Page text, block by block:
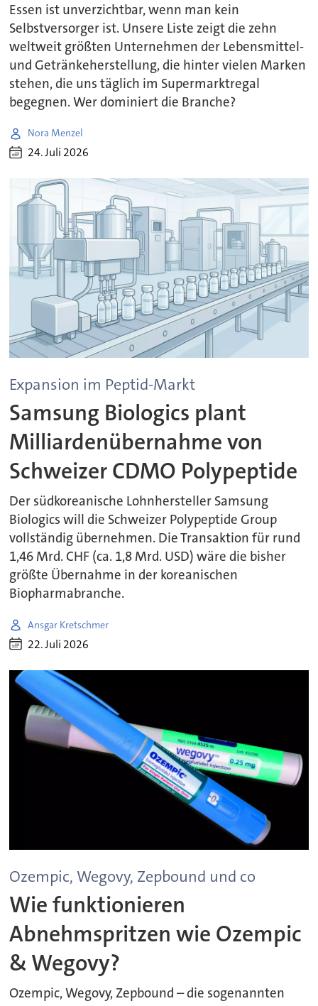
Essen ist unverzichtbar, wenn man kein
Selbstversorger ist. Unsere Liste zeigt die zehn
weltweit größten Unternehmen der Lebensmittel-
und Getränkeherstellung, die hinter vielen Marken
stehen, die uns täglich im Supermarktregal
begegnen. Wer dominiert die Branche?
Nora Menzel
24. Juli 2026
Expansion im Peptid-Markt
Samsung Biologics plant
Milliardenübernahme von
Schweizer CDMO Polypeptide
Der südkoreanische Lohnhersteller Samsung
Biologics will die Schweizer Polypeptide Group
vollständig übernehmen. Die Transaktion für rund
1,46 Mrd. CHF (ca. 1,8 Mrd. USD) wäre die bisher
größte Übernahme in der koreanischen
Biopharmabranche.
Ansgar Kretschmer
22. Juli 2026
Ozempic, Wegovy, Zepbound und co
Wie funktionieren
Abnehmspritzen wie Ozempic
& Wegovy?
Ozempic, Wegovy, Zepbound – die sogenannten